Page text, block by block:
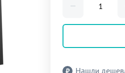
Нашли